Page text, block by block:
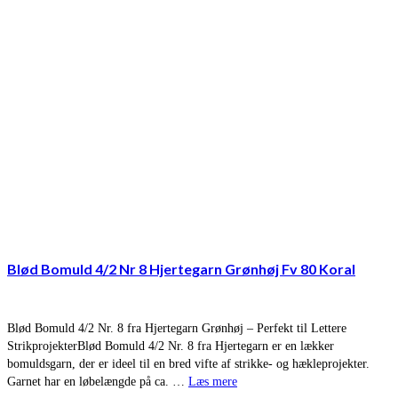
Blød Bomuld 4/2 Nr 8 Hjertegarn Grønhøj Fv 80 Koral
Blød Bomuld 4/2 Nr. 8 fra Hjertegarn Grønhøj – Perfekt til Lettere
StrikprojekterBlød Bomuld 4/2 Nr. 8 fra Hjertegarn er en lækker
bomuldsgarn, der er ideel til en bred vifte af strikke- og hækleprojekter.
Garnet har en løbelængde på ca. … Læs mere